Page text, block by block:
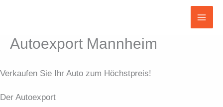
springen
Autoexport Mannheim
Verkaufen Sie Ihr Auto zum Höchstpreis!
Der Autoexport